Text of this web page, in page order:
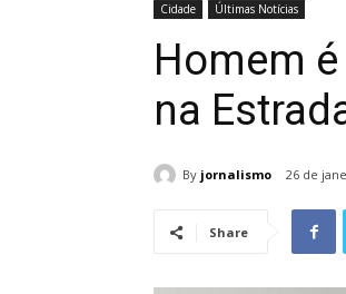
Cidade Últimas Notícias
Homem
na
By jornalismo 26 de
Share